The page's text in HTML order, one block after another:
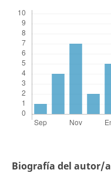
Biografía del autor/a